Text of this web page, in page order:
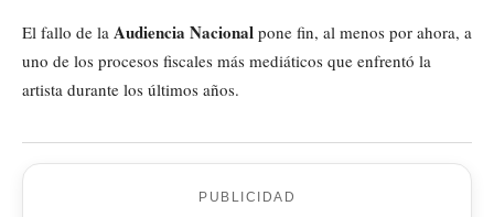
El fallo de la Audiencia Nacional pone fin, al menos por ahora, a
uno de los procesos fiscales más mediáticos que enfrentó la
artista durante los últimos años.
PUBLICIDAD